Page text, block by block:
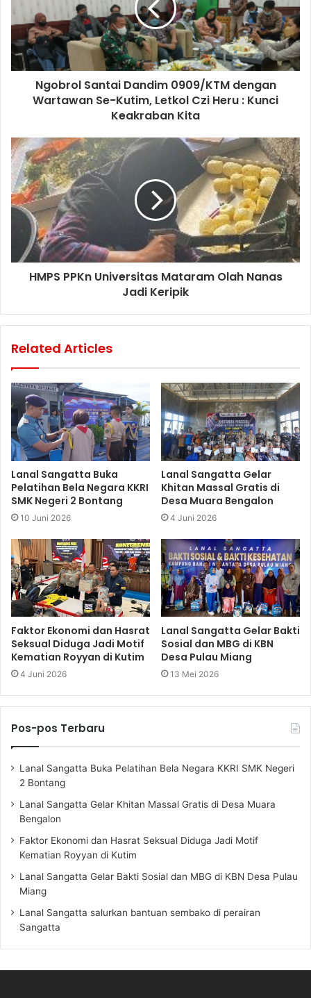
Ngobrol Santai Dandim 0909/KTM dengan
Wartawan Se-Kutim, Letkol Czi Heru : Kunci
Keakraban Kita
HMPS PPKn Universitas Mataram Olah Nanas
Jadi Keripik
Related Articles
Lanal Sangatta Buka
Pelatihan Bela Negara KKRI
SMK Negeri 2 Bontang
10 Juni 2026
Lanal Sangatta Gelar
Khitan Massal Gratis di
Desa Muara Bengalon
4 Juni 2026
Faktor Ekonomi dan Hasrat
Seksual Diduga Jadi Motif
Kematian Royyan di Kutim
4 Juni 2026
Lanal Sangatta Gelar Bakti
Sosial dan MBG di KBN
Desa Pulau Miang
13 Mei 2026
Pos-pos Terbaru
Lanal Sangatta Buka Pelatihan Bela Negara KKRI SMK Negeri
2 Bontang
Lanal Sangatta Gelar Khitan Massal Gratis di Desa Muara
Bengalon
Faktor Ekonomi dan Hasrat Seksual Diduga Jadi Motif
Kematian Royyan di Kutim
Lanal Sangatta Gelar Bakti Sosial dan MBG di KBN Desa Pulau
Miang
Lanal Sangatta salurkan bantuan sembako di perairan
Sangatta